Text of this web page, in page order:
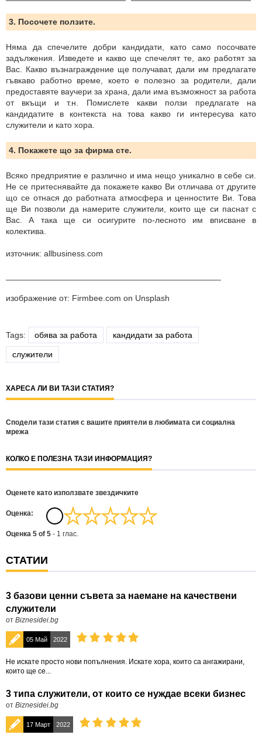
3. Посочете ползите.
Няма да спечелите добри кандидати, като само посочвате
задължения. Изведете и какво ще спечелят те, ако работят за
Вас. Какво възнаграждение ще получават, дали им предлагате
гъвкаво работно време, което е полезно за родители, дали
предоставяте ваучери за храна, дали има възможност за работа
от вкъщи и т.н. Помислете какви ползи предлагате на
кандидатите в контекста на това какво ги интересува като
служители и като хора.
4. Покажете що за фирма сте.
Всяко предприятие е различно и има нещо уникално в себе си.
Не се притеснявайте да покажете какво Ви отличава от другите
що се отнася до работната атмосфера и ценностите Ви. Това
ще Ви позволи да намерите служители, които ще си паснат с
Вас. А така ще си осигурите по-лесното им вписване в
колектива.
източник: allbusiness.com
изображение от: Firmbee.com on Unsplash
Tags: обява за работа кандидати за работа
служители
ХАРЕСА ЛИ ВИ ТАЗИ СТАТИЯ?
Сподели тази статия с вашите приятели в любимата си социална
мрежа
КОЛКО Е ПОЛЕЗНА ТАЗИ ИНФОРМАЦИЯ?
Оценете като използвате звездичките
Oценка:
Оценка 5 of 5 - 1 глас.
СТАТИИ
3 базови ценни съвета за наемане на качествени
служители
от Biznesidei.bg
05 Май 2022
Не искате просто нови попълнения. Искате хора, които са ангажирани,
които ще се...
3 типа служители, от които се нуждае всеки бизнес
от Biznesidei.bg
17 Март 2022